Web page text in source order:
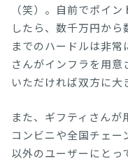
（笑）。自前でポイ
したら、数千万円か
までのハードルは非常
さんがインフラを用
いただければ双方に大
また、ギフティさん
コンビニや全国チェ
以外のユーザーにとっ